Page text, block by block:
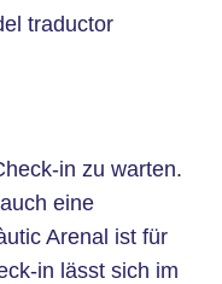
traductor
in zu warten.
eine
Arenal ist für
in lässt sich im